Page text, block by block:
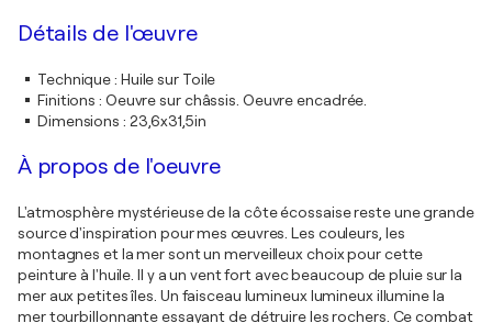
Détails de l'œuvre
Technique: Huile sur Toile
Finitions : Oeuvre sur châssis. Oeuvre encadrée.
Dimensions : 23,6x31,5in
À propos de l'oeuvre
L'atmosphère mystérieuse de la côte écossaise reste une grande
source d'inspiration pour mes œuvres. Les couleurs, les
montagnes et la mer sont un merveilleux choix pour cette
peinture à l'huile. Il y a un vent fort avec beaucoup de pluie sur la
mer aux petites îles. Un faisceau lumineux lumineux illumine la
mer tourbillonnante essayant de détruire les rochers. Ce combat